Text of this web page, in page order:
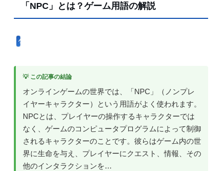
「NPC」とは？ゲーム用語の解説
ゲーム用語
💡 この記事の結論
オンラインゲームの世界では、「NPC」（ノンプレ
イヤーキャラクター）という用語がよく使われます。
NPCとは、プレイヤーの操作するキャラクターでは
なく、ゲームのコンピュータプログラムによって制御
されるキャラクターのことです。彼らはゲーム内の世
界に生命を与え、プレイヤーにクエスト、情報、その
他のインタラクションを…